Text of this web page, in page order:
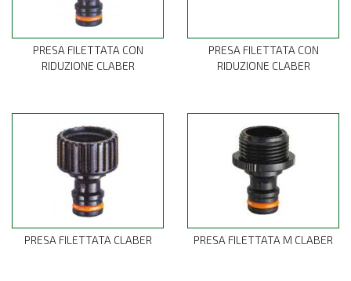
PRESA FILETTATA CON
RIDUZIONE CLABER
PRESA FILETTATA CON
RIDUZIONE CLABER
PRESA FILETTATA CLABER PRESA FILETTATA M CLABER